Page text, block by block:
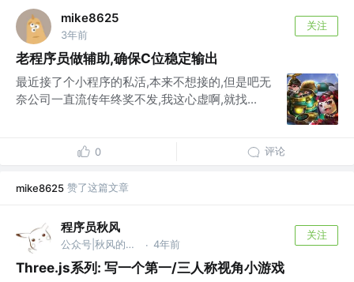
mike8625
3年前
关注
老程序员做辅助,确保C位稳定输出
最近接了个小程序的私活,本来不想接的,但是吧无
奈公司一直流传年终奖不发,我这心虚啊,就找...
0 评论
mike8625 赞了这篇文章
程序员秋风
公众号|秋风的笔记 @zerolty · 4年前
关注
Three.js系列: 写一个第一/三人称视角小游戏